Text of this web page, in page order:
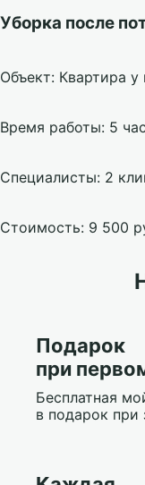
Уборка после
Объект: Квартира
Время работы: 5
Специалисты: 2
Стоимость: 9 500
Подарок
при
Бесплатная
в подарок при